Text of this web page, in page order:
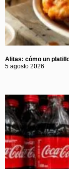
Alitas: cómo un
5 agosto 2026